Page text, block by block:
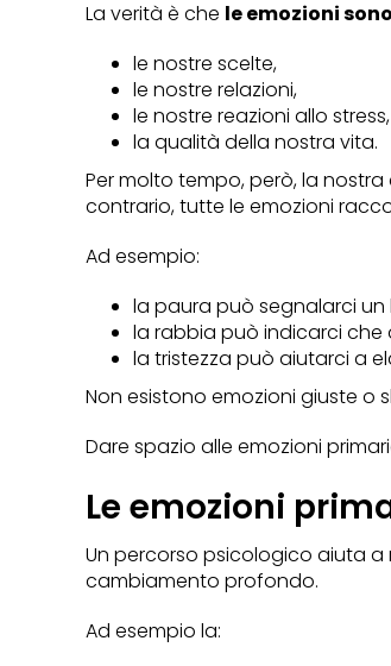
La verità è che le emozioni sono
le nostre scelte,
le nostre relazioni,
le nostre reazioni allo stress,
la qualità della nostra vita.
Per molto tempo, però, la
contrario, tutte le emozioni
Ad esempio:
la paura può segnalarci un
la rabbia può indicarci
la tristezza può aiutarci a
Non esistono emozioni giuste o
Dare spazio alle emozioni
Le emozioni
Un percorso psicologico aiuta a
cambiamento profondo.
Ad esempio la: